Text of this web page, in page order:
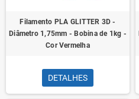
Filamento PLA GLITTER 3D -
Diâmetro 1,75mm - Bobina de 1kg -
Cor Vermelha
DETALHES